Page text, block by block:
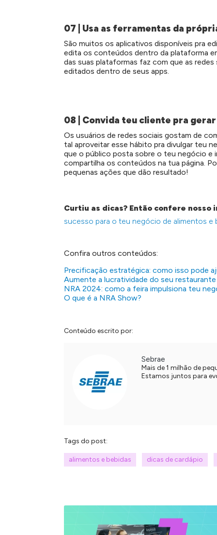
07 | Usa as ferramentas da
São muitos os aplicativos disponíveis pra
edita os conteúdos dentro da plataforma
das suas plataformas faz com que as
editados dentro de seus apps.
08 | Convida teu cliente pra
Os usuários de redes sociais gostam de
tal aproveitar esse hábito pra divulgar teu
que o público posta sobre o teu negócio
compartilha os conteúdos na tua página.
pequenas ações que dão resultado!
Curtiu as dicas? Então confere
sucesso para o teu negócio de alimentos e
Confira outros conteúdos:
Precificação estratégica: como isso pode
Aumente a lucratividade do seu restaurante
NRA 2024: como a feira impulsiona teu
O que é a NRA Show?
Conteúdo escrito por:
Sebrae
Mais de 1 milhão de
Estamos juntos para
Tags do post:
alimentos e bebidas dicas de cardápio